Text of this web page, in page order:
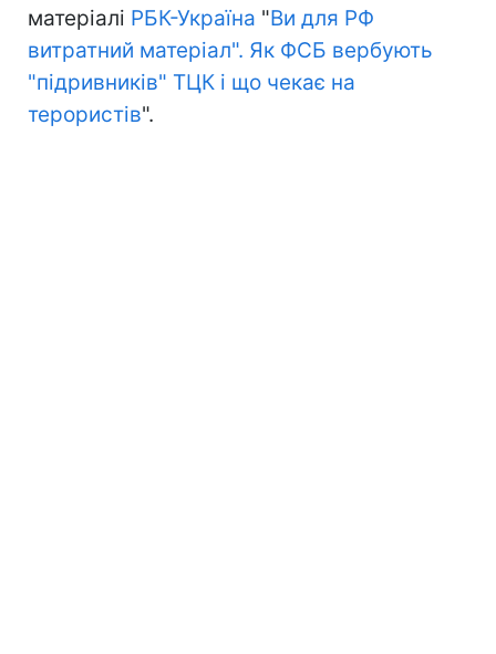
матеріалі РБК-Україна "Ви для РФ
витратний матеріал". Як ФСБ вербують
"підривників" ТЦК і що чекає на
терористів".